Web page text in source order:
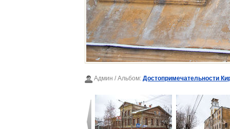
Админ / Альбом: Достопримечательности